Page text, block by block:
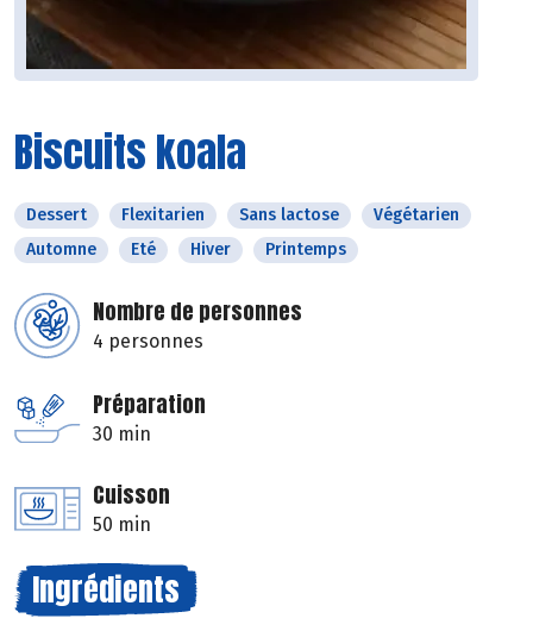
Biscuits koala
Dessert Flexitarien Sans lactose
Végétarien
Automne
Eté Hiver Printemps
Nombre de personnes
4 personnes
Préparation
30 min
Cuisson
50 min
Ingrédients